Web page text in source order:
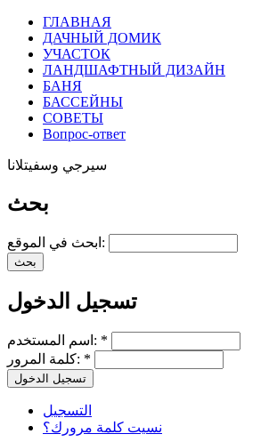
ГЛАВНАЯ
ДАЧНЫЙ ДОМИК
УЧАСТОК
ЛАНДШАФТНЫЙ ДИЗАЙН
БАНЯ
БАССЕЙНЫ
СОВЕТЫ
Вопрос-ответ
سيرجي وسفيتلانا
بحث
ابحث في الموقع:
تسجيل الدخول
اسم المستخدم: *
كلمة المرور: *
التسجيل
نسيت كلمة مرورك؟